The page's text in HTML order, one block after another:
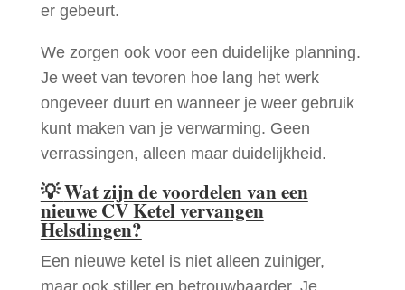
er gebeurt.
We zorgen ook voor een duidelijke planning.
Je weet van tevoren hoe lang het werk
ongeveer duurt en wanneer je weer gebruik
kunt maken van je verwarming. Geen
verrassingen, alleen maar duidelijkheid.
💡Wat zijn de voordelen van een
nieuwe CV Ketel vervangen
Helsdingen?
Een nieuwe ketel is niet alleen zuiniger,
maar ook stiller en betrouwbaarder. Je